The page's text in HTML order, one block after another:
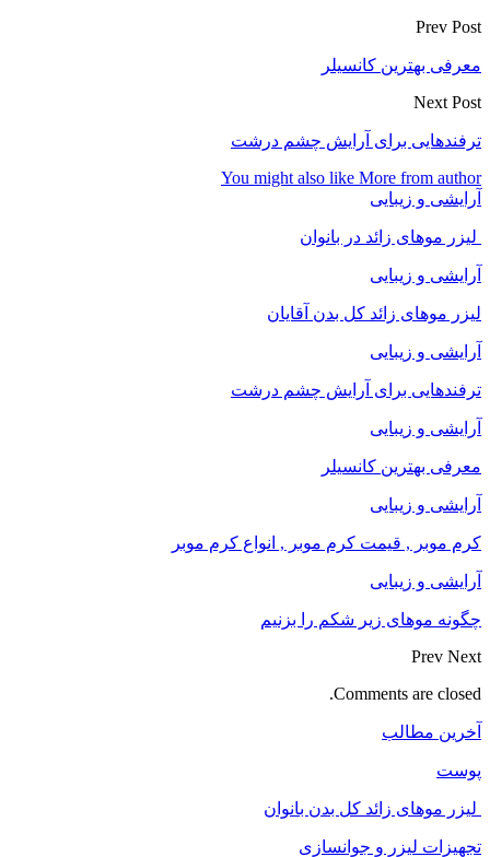
Prev Post
معرفی بهترین کانسیلر
Next Post
ترفندهایی برای آرایش چشم درشت
You might also like More from author
آرایشی و زیبایی
لیزر موهای زائد در بانوان
آرایشی و زیبایی
لیزر موهای زائد کل بدن آقایان
آرایشی و زیبایی
ترفندهایی برای آرایش چشم درشت
آرایشی و زیبایی
معرفی بهترین کانسیلر
آرایشی و زیبایی
کرم موبر , قیمت کرم موبر , انواع کرم موبر
آرایشی و زیبایی
چگونه موهای زیر شکم را بزنیم
Prev Next
Comments are closed.
آخرین مطالب
پوست
لیزر موهای زائد کل بدن بانوان
تجهیزات لیزر و جوانسازی